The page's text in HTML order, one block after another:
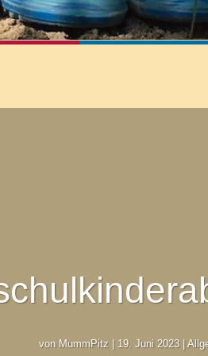
von MummPitz | 19. Juni 2023|